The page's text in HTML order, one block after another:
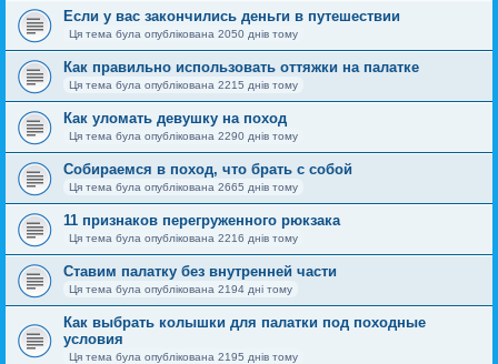
Если у вас закончились деньги в путешествии
Ця тема була опублікована 2050 днів тому
Как правильно использовать оттяжки на палатке
Ця тема була опублікована 2215 днів тому
Как уломать девушку на поход
Ця тема була опублікована 2290 днів тому
Собираемся в поход, что брать с собой
Ця тема була опублікована 2665 днів тому
11 признаков перегруженного рюкзака
Ця тема була опублікована 2216 днів тому
Ставим палатку без внутренней части
Ця тема була опублікована 2194 дні тому
Как выбрать колышки для палатки под походные
условия
Ця тема була опублікована 2195 днів тому